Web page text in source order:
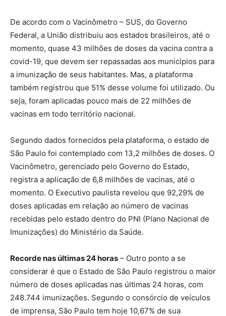
De acordo com o Vacinômetro – SUS, do Governo
Federal, a União distribuiu aos estados brasileiros, até o
momento, quase 43 milhões de doses da vacina contra a
covid-19, que devem ser repassadas aos municípios para
a imunização de seus habitantes. Mas, a plataforma
também registrou que 51% desse volume foi utilizado. Ou
seja, foram aplicadas pouco mais de 22 milhões de
vacinas em todo território nacional.
Segundo dados fornecidos pela plataforma, o estado de
São Paulo foi contemplado com 13,2 milhões de doses. O
Vacinômetro, gerenciado pelo Governo do Estado,
registra a aplicação de 6,8 milhões de vacinas, até o
momento. O Executivo paulista revelou que 92,29% de
doses aplicadas em relação ao número de vacinas
recebidas pelo estado dentro do PNI (Plano Nacional de
Imunizações) do Ministério da Saúde.
Recorde nas últimas 24 horas – Outro ponto a se
considerar é que o Estado de São Paulo registrou o maior
número de doses aplicadas nas últimas 24 horas, com
248.744 imunizações. Segundo o consórcio de veículos
de imprensa, São Paulo tem hoje 10,67% de sua